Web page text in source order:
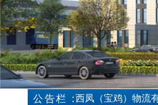
成员企业 中物西凤（宝鸡）物流有
公告栏 ：